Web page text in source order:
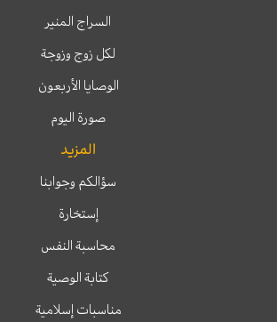
السراج المنير
لكل زوج وزوجة
الوصايا الأربعون
صورة اليوم
المزيد
سؤالكم وجوابنا
إستخارة
محاسبة النفس
كتابة الوصية
مناسبات إسلامية